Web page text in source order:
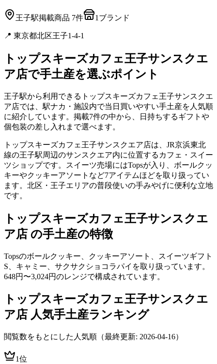
王子駅掲載商品 7件 1 ブランド
📍 東京都北区王子1-4-1
トップスキーズカフェ王子サンスクエ
ア店で手土産を選ぶポイント
王子駅から利用できるトップスキーズカフェ王子サンスクエ
ア店では、駅ナカ・施設内で当日買いやすい手土産を人気順
に紹介しています。掲載7件の中から、日持ちするギフトや
個包装の差し入れまで選べます。
トップスキーズカフェ王子サンスクエア店は、JR京浜東北
線の王子駅周辺のサンスクエア内に位置するカフェ・スイー
ツショップです。スイーツ売場にはTopsが入り、ボールクッ
キーやクッキーアソートなど7アイテムほどを取り扱ってい
ます。北区・王子エリアの普段使いの手みやげに便利な立地
です。
トップスキーズカフェ王子サンスクエ
ア店 の手土産の特徴
Topsのボールクッキー、クッキーアソート、スイーツギフト
S、キャミー、サクサクショコラパイを取り扱っています。
648円〜3,024円のレンジで構成されています。
トップスキーズカフェ王子サンスクエ
ア店 人気手土産ランキング
閲覧数をもとにした人気順 （最終更新: 2026-04-16）
1位